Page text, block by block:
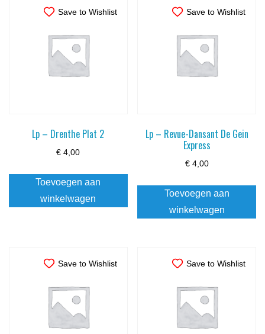
Save to Wishlist
Lp – Drenthe Plat 2
€ 4,00
Toevoegen aan
winkelwagen
Save to Wishlist
Lp – Revue-Dansant De Gein
Express
€4,00
Toevoegen aan
winkelwagen
Save to Wishlist Save to Wishlist